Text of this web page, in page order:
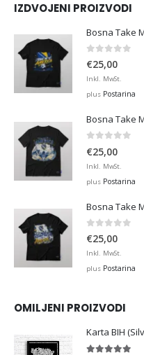
IZDVOJENI PROIZVODI
Bosna Take
0 out of 5
€25,00
Inkl. MwSt.
plus Postarina
Bosna Take
€25,00
Inkl. MwSt.
plus Postarina
Bosna Take
0 out of 5
€25,00
Inkl. MwSt.
plus Postarina
OMILJENI PROIZVODI
Karta BIH